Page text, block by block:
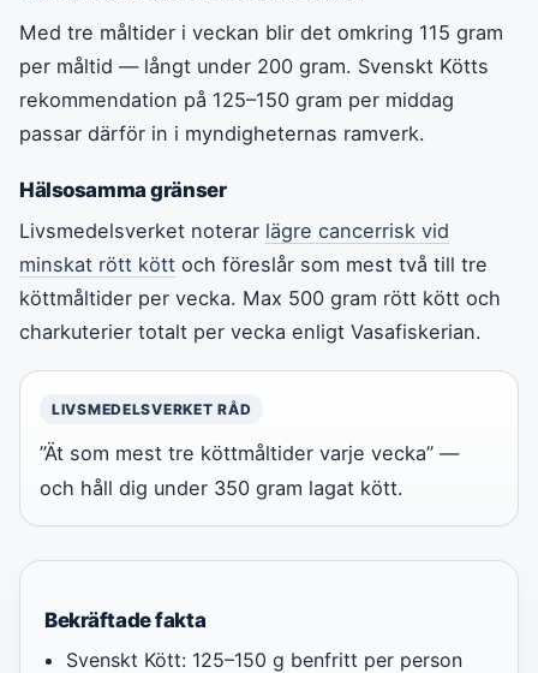
Med tre måltider i veckan blir det omkring 115 gram
per måltid — långt under 200 gram. Svenskt Kötts
rekommendation på 125–150 gram per middag
passar därför in i myndigheternas ramverk.
Hälsosamma gränser
Livsmedelsverket noterar lägre cancerrisk vid
minskat rött kött och föreslår som mest två till tre
köttmåltider per vecka. Max 500 gram rött kött och
charkuterier totalt per vecka enligt Vasafiskerian.
LIVSMEDELSVERKET RÅD
”Ät som mest tre köttmåltider varje vecka” —
och håll dig under 350 gram lagat kött.
Bekräftade fakta
Svenskt Kött: 125–150 g benfritt per person